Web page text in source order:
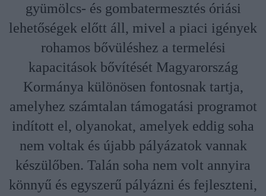
gyümölcs- és gombatermesztés óriási
lehetőségek előtt áll, mivel a piaci igények
rohamos bővüléshez a termelési
kapacitások bővítését Magyarország
Kormánya különösen fontosnak tartja,
amelyhez számtalan támogatási programot
indított el, olyanokat, amelyek eddig soha
nem voltak és újabb pályázatok vannak
készülőben. Talán soha nem volt annyira
könnyű és egyszerű pályázni és fejleszteni,